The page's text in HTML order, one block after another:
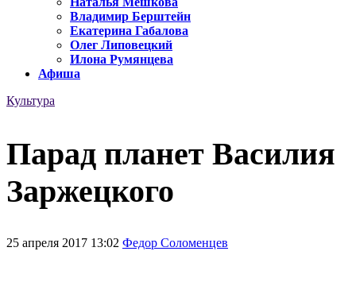
Владимир Берштейн
Екатерина Габалова
Олег Липовецкий
Илона Румянцева
Афиша
Культура
Парад планет Василия
Заржецкого
25 апреля 2017 13:02 Федор Соломенцев